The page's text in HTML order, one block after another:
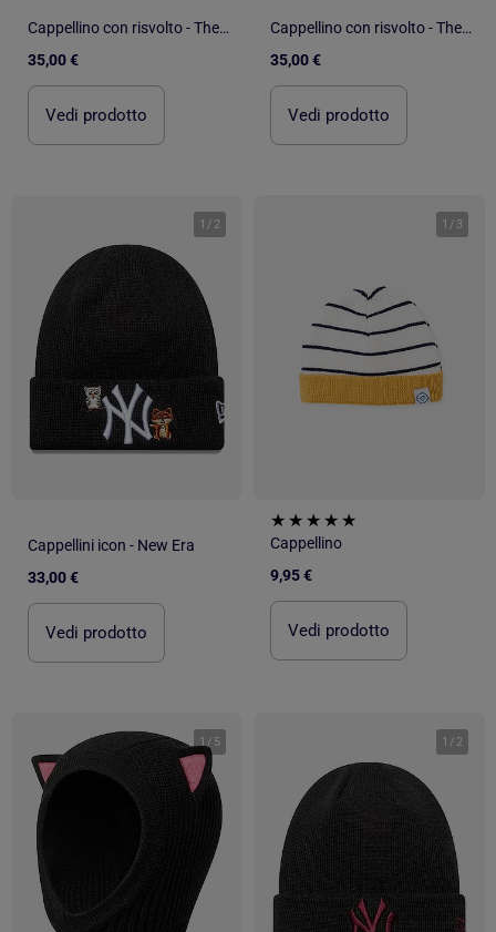
Cappellino con risvolto - The North Face
35,00 €
Vedi prodotto
Cappellino con risvolto - The North Face
35,00 €
Vedi prodotto
1 / 2
Cappellini icon - New Era
33,00 €
Vedi prodotto
1 / 3
Cappellino
9,95 €
Vedi prodotto
1 / 5 1 / 2